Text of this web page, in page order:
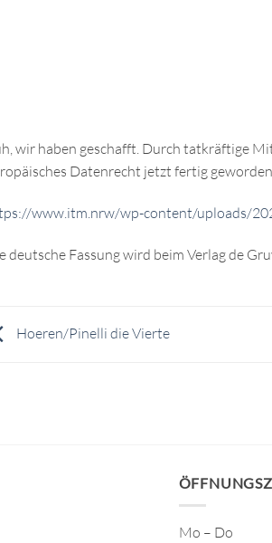
wir haben geschafft. Durch tatkräftige
Datenrecht jetzt fertig
www.itm.nrw/wp-content/uploads/
deutsche Fassung wird beim Verlag de
Hoeren/Pinelli die Vierte
Mo – Do